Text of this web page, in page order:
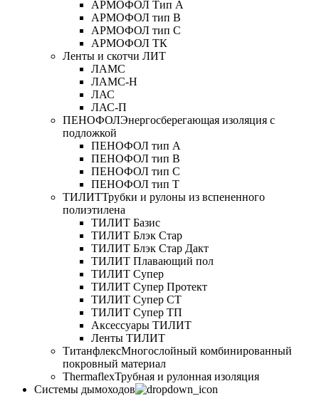
АРМОФОЛ Тип А
АРМОФОЛ тип В
АРМОФОЛ тип C
АРМОФОЛ ТК
Ленты и скотчи ЛИТ
ЛАМС
ЛАМС-Н
ЛАС
ЛАС-П
ПЕНОФОЛЭнергосберегающая изоляция с
подложкой
ПЕНОФОЛ тип А
ПЕНОФОЛ тип B
ПЕНОФОЛ тип C
ПЕНОФОЛ тип T
ТИЛИТТрубки и рулоны из вспененного
полиэтилена
ТИЛИТ Базис
ТИЛИТ Блэк Стар
ТИЛИТ Блэк Стар Дакт
ТИЛИТ Плавающий пол
ТИЛИТ Супер
ТИЛИТ Супер Протект
ТИЛИТ Супер СТ
ТИЛИТ Супер ТП
Аксессуары ТИЛИТ
Ленты ТИЛИТ
ТитанфлексМногослойный комбинированный
покровный материал
ThermaflexТрубная и рулонная изоляция
Cистемы дымоходов